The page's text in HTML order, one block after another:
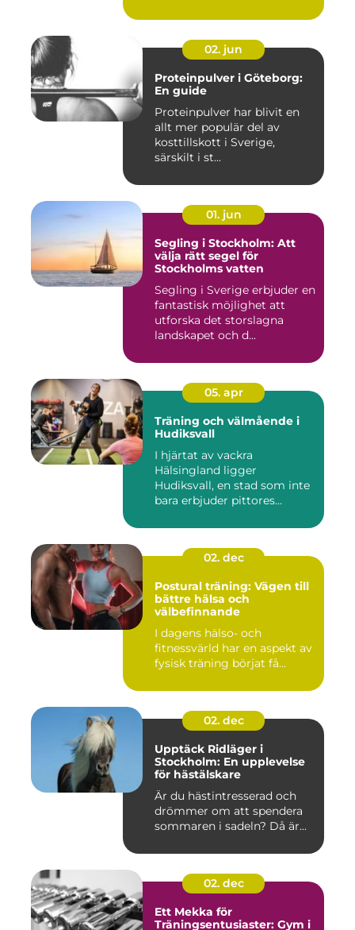
02. jun
Proteinpulver i Göteborg:
En guide
Proteinpulver har blivit en
allt mer populär del av
kosttillskott i Sverige,
särskilt i st...
01. jun
Segling i Stockholm: Att
välja rätt segel för
Stockholms vatten
Segling i Sverige erbjuder en
fantastisk möjlighet att
utforska det storslagna
landskapet och d...
05. apr
Träning och välmående i
Hudiksvall
I hjärtat av vackra
Hälsingland ligger
Hudiksvall, en stad som inte
bara erbjuder pittores...
02. dec
Postural träning: Vägen till
bättre hälsa och
välbefinnande
I dagens hälso- och
fitnessvärld har en aspekt av
fysisk träning börjat få...
02. dec
Upptäck Ridläger i
Stockholm: En upplevelse
för hästälskare
Är du hästintresserad och
drömmer om att spendera
sommaren i sadeln? Då är...
02. dec
Ett Mekka för
Träningsentusiaster: Gym i